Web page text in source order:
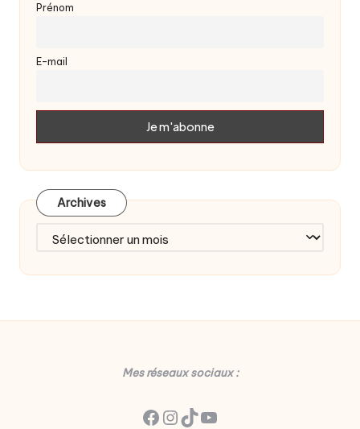
Prénom
E-mail
Archives
Archives
Mes réseaux sociaux :
Facebook
Instagram
TikTok
YouTube